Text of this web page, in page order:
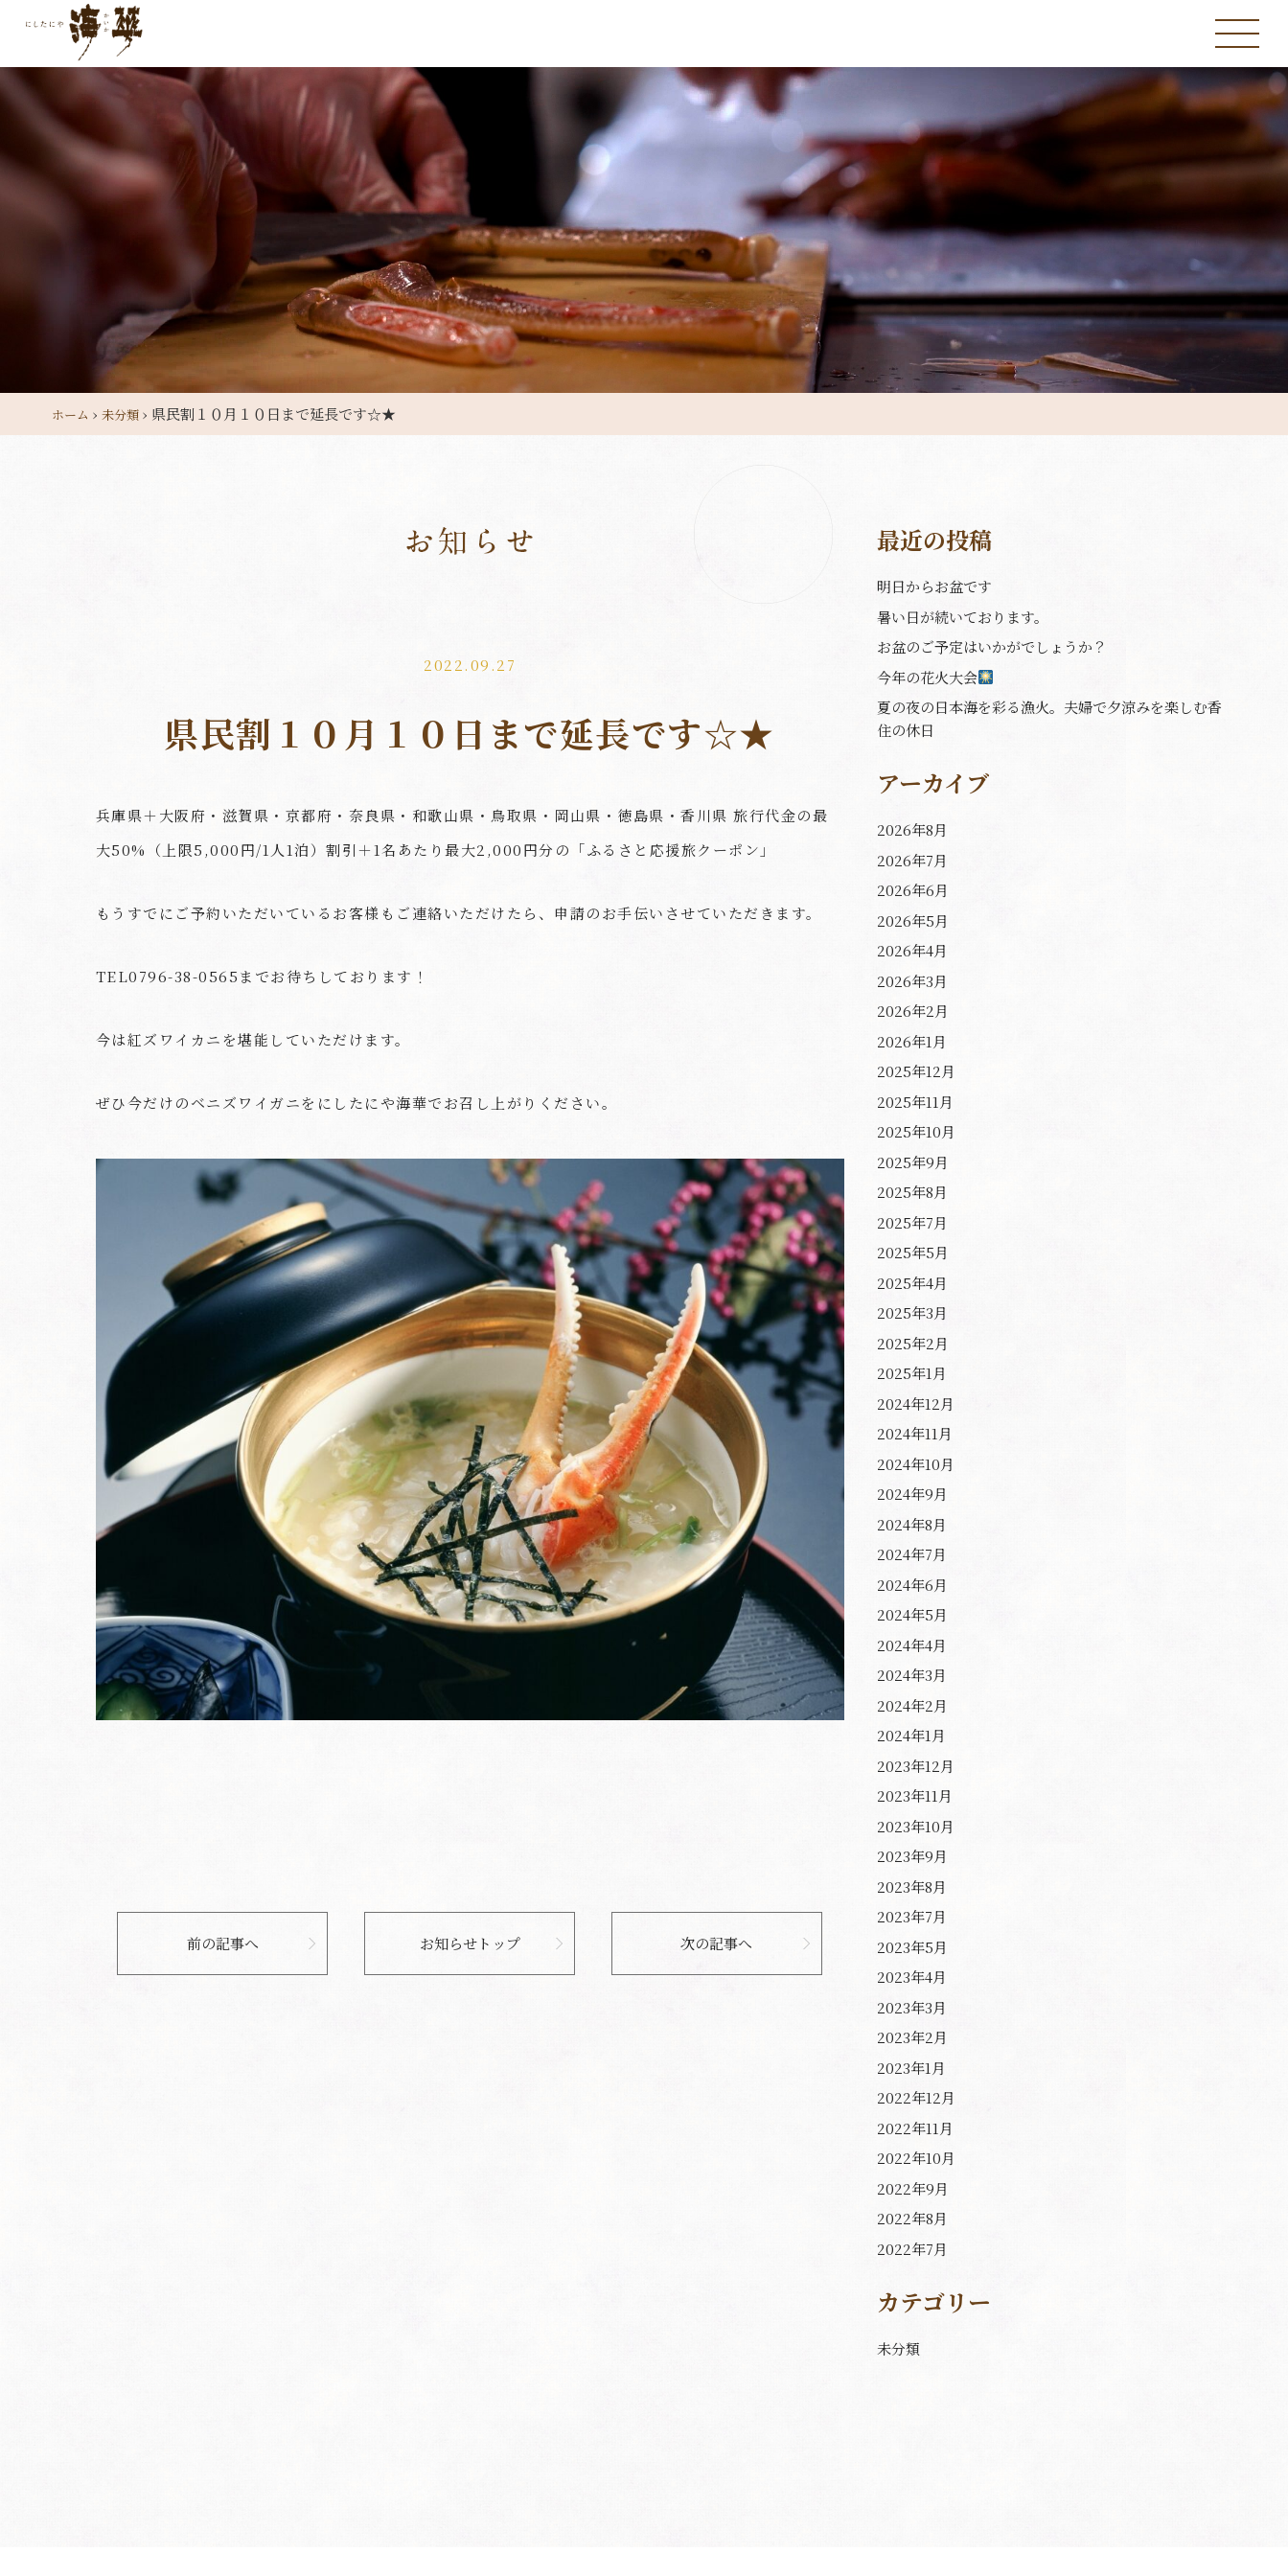
ホーム › 未分類 › 県民割１０月１０日まで延長です☆★
2022.09.27
県民割１０月１０日まで延長です☆★
兵庫県＋大阪府・滋賀県・京都府・奈良県・和歌山県・鳥取県・岡山県・徳島県・香川県 旅行代金の最
大50%（上限5,000円/1人1泊）割引＋1名あたり最大2,000円分の「ふるさと応援旅クーポン」
もうすでにご予約いただいているお客様もご連絡いただけたら、申請のお手伝いさせていただきます。
TEL0796-38-0565までお待ちしております！
今は紅ズワイカニを堪能していただけます。
ぜひ今だけのベニズワイガニをにしたにや海華でお召し上がりください。
前の記事へ お知らせトップ 次の記事へ
最近の投稿
明日からお盆です
暑い日が続いております。
お盆のご予定はいかがでしょうか？
今年の花火大会
夏の夜の日本海を彩る漁火。夫婦で夕涼みを楽しむ香
住の休日
アーカイブ
2026年8月
2026年7月
2026年6月
2026年5月
2026年4月
2026年3月
2026年2月
2026年1月
2025年12月
2025年11月
2025年10月
2025年9月
2025年8月
2025年7月
2025年5月
2025年4月
2025年3月
2025年2月
2025年1月
2024年12月
2024年11月
2024年10月
2024年9月
2024年8月
2024年7月
2024年6月
2024年5月
2024年4月
2024年3月
2024年2月
2024年1月
2023年12月
2023年11月
2023年10月
2023年9月
2023年8月
2023年7月
2023年5月
2023年4月
2023年3月
2023年2月
2023年1月
2022年12月
2022年11月
2022年10月
2022年9月
2022年8月
2022年7月
カテゴリー
未分類